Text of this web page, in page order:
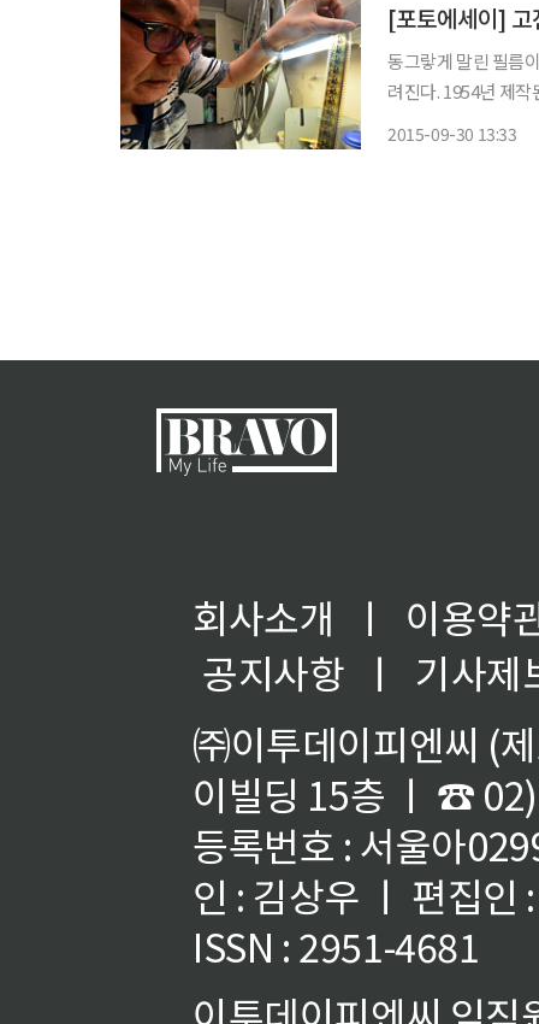
[포토에세이]
동그랗게 말린 필름
려진다. 1954년 제작
2015-09-30 13:33
회사소개 ㅣ
이용약
공지사항
ㅣ
기사제
㈜이투데이피엔씨 (
이빌딩 15층 ㅣ ☎
등록번호 : 서울아
인 : 김상우 ㅣ 편집인
ISSN : 2951-4681